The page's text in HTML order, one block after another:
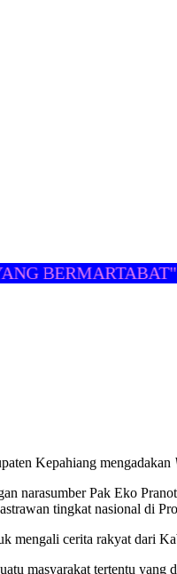
BERMARTABAT"
Kepahiang mengadakan
narasumber Pak Eko
tingkat nasional di
mengali cerita rakyat dari
masyarakat tertentu